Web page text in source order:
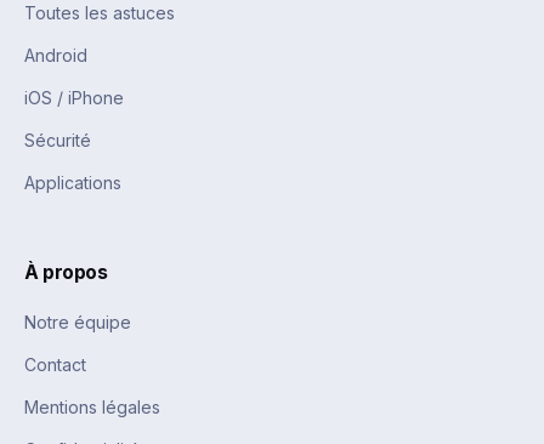
Toutes les astuces
Android
iOS / iPhone
Sécurité
Applications
À propos
Notre équipe
Contact
Mentions légales